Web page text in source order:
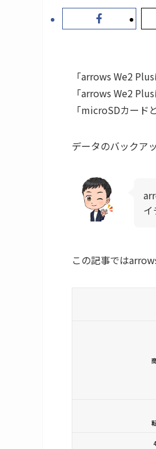
「arrows We2
「arrows We2
「microSDカード
データのバックア
イ
この記事では